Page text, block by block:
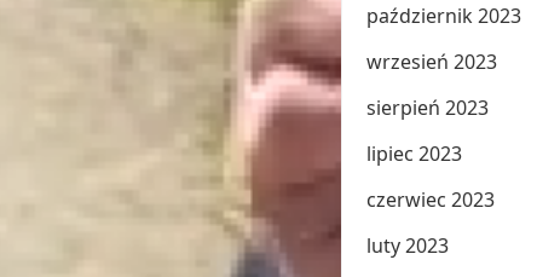
październik 2023
wrzesień 2023
sierpień 2023
lipiec 2023
czerwiec 2023
luty 2023